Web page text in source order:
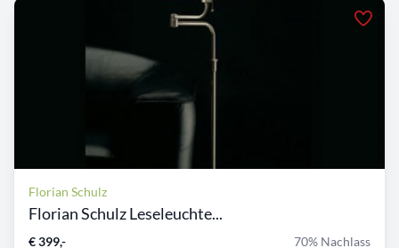
Florian Schulz
Florian Schulz Leseleuchte...
€ 399,- 70% Nachlass